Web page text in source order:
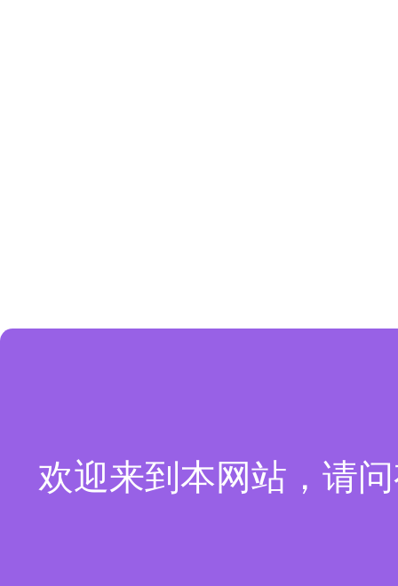
欢迎来到本网站，请